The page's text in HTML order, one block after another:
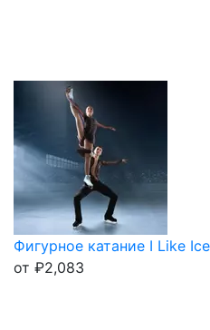
Фигурное катание I Like
от ₽2,083